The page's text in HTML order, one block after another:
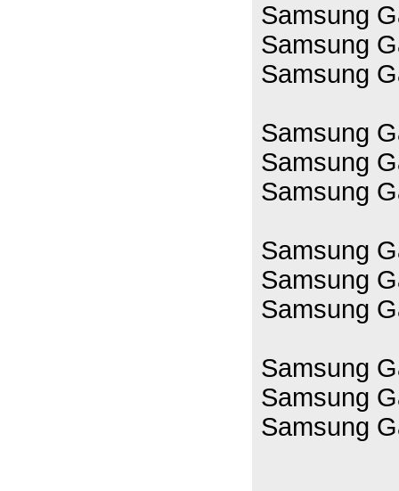
Samsung
Samsung
Samsung
Samsung
Samsung
Samsung
Samsung
Samsung
Samsung
Samsung
Samsung
Samsung